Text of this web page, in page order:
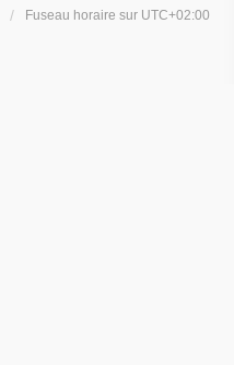
Fuseau horaire sur UTC+02:00